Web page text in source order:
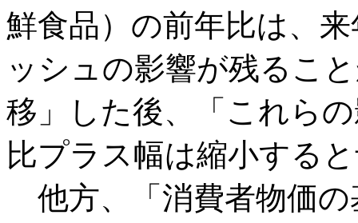
鮮食品）の前年比は、
ッシュの影響が残るこ
移」した後、「これら
比プラス幅は縮小する
他方、「消費者物価の